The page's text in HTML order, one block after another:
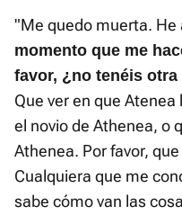
"Me quedo muerta. He
momento que me
favor, ¿no tenéis
Que ver en que
el novio de Athenea, o
Athenea. Por favor,
Cualquiera que me
sabe cómo van las